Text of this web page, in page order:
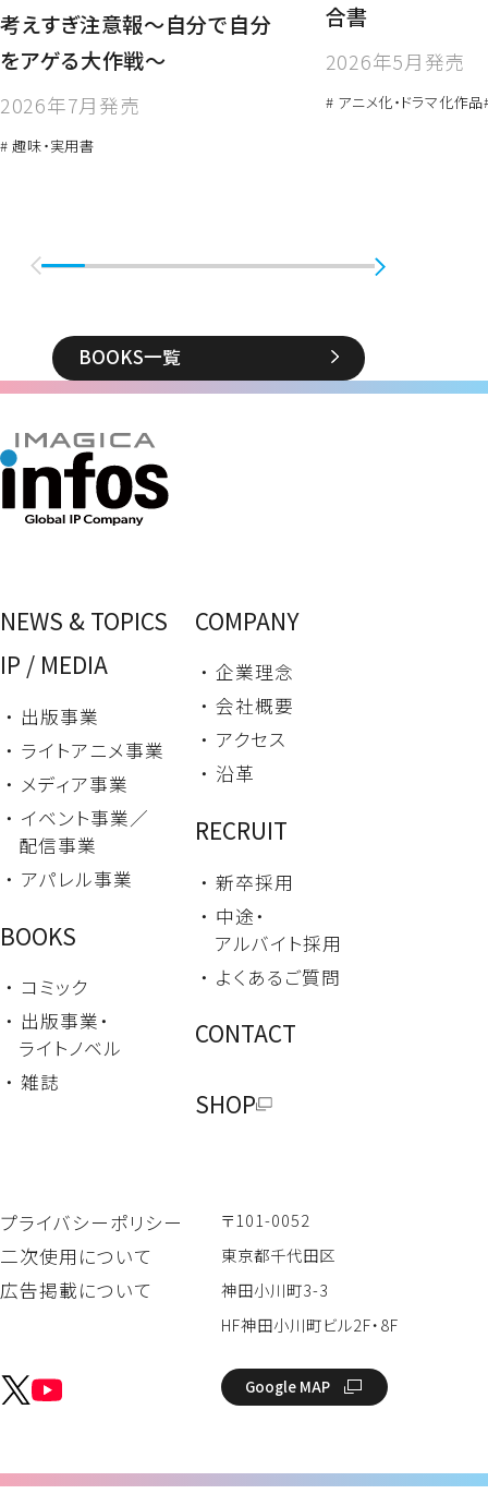
考えすぎ注意報～自分で自分
をアゲる大作戦～
2026年7月発売
# 趣味・実用書
合書
2026年5月発売
# アニメ化・ドラマ化作品
BOOKS一覧
プライバシーポリシー
二次使用について
広告掲載について
〒101-0052
東京都千代田区
神田小川町3-3
HF神田小川町ビル2F・8F
Google MAP
NEWS & TOPICS
IP / MEDIA
・ 出版事業
・ ライトアニメ事業
・ メディア事業
・ イベント事業／
配信事業
・ アパレル事業
BOOKS
・ コミック
・ 出版事業・
ライトノベル
・ 雑誌
COMPANY
・ 企業理念
・ 会社概要
・ アクセス
・ 沿革
RECRUIT
・ 新卒採用
・ 中途・
アルバイト採用
・ よくあるご質問
CONTACT
SHOP